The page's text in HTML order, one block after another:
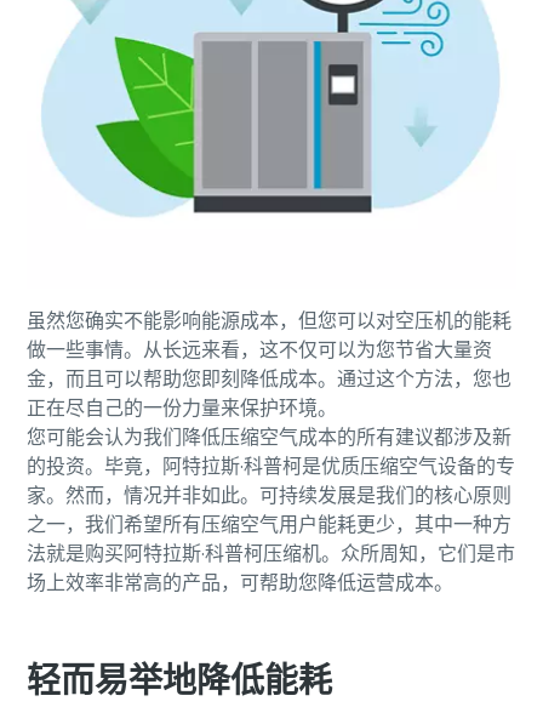
您需要了解的一切关于气力输送流程的信息
虽然您确实不能影响能源成本，但您可以对空压机的能耗
做一些事情。从长远来看，这不仅可以为您节省大量资
金，而且可以帮助您即刻降低成本。通过这个方法，您也
正在尽自己的一份力量来保护环境。
您可能会认为我们降低压缩空气成本的所有建议都涉及新
的投资。毕竟，阿特拉斯·科普柯是优质压缩空气设备的专
家。然而，情况并非如此。可持续发展是我们的核心原则
之一，我们希望所有压缩空气用户能耗更少，其中一种方
法就是购买阿特拉斯·科普柯压缩机。众所周知，它们是市
场上效率非常高的产品，可帮助您降低运营成本。
轻而易举地降低能耗